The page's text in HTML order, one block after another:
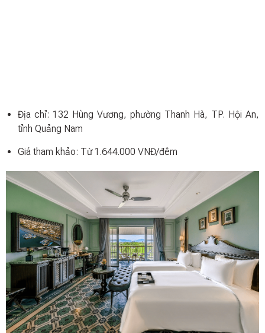
Địa chỉ: 132 Hùng Vương, phường Thanh Hà, TP. Hội An,
tỉnh Quảng Nam
Giá tham khảo: Từ 1.644.000 VNĐ/đêm